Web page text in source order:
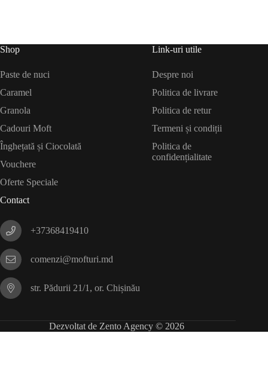
Shop
Paste de nuci
Caramel
Granola
Cadouri Moft
Înghețată și Ciocolată
Vouchere
Oferte Speciale
Link-uri utile
Despre noi
Politica de livrare
Politica de retur
Termeni și condiții
Politica de
confidențialitate
Contact
+37368419410
comenzi@mofturi.md
str. Pădurii 21/1, or. Chișinău
Dezvoltat de Zento Agency © 2026